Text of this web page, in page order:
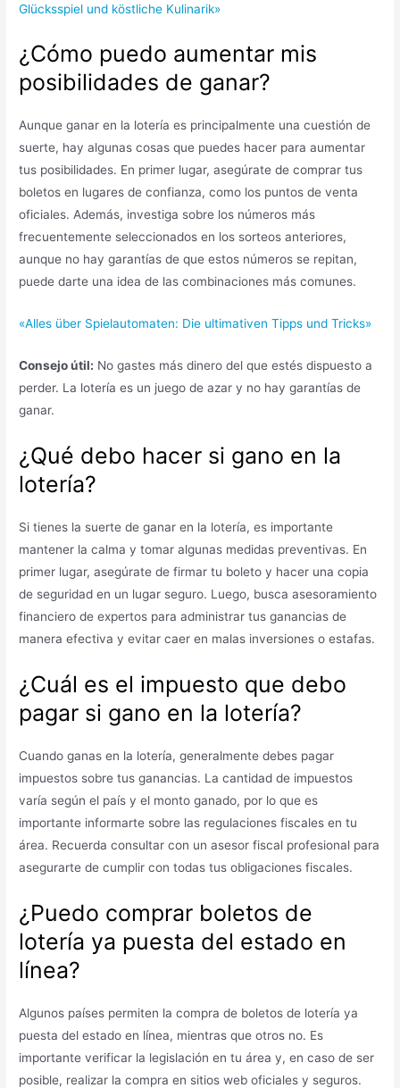
Glücksspiel und köstliche Kulinarik»
¿Cómo puedo aumentar mis
posibilidades de ganar?
Aunque ganar en la lotería es principalmente una cuestión de
suerte, hay algunas cosas que puedes hacer para aumentar
tus posibilidades. En primer lugar, asegúrate de comprar tus
boletos en lugares de confianza, como los puntos de venta
oficiales. Además, investiga sobre los números más
frecuentemente seleccionados en los sorteos anteriores,
aunque no hay garantías de que estos números se repitan,
puede darte una idea de las combinaciones más comunes.
«Alles über Spielautomaten: Die ultimativen Tipps und Tricks»
Consejo útil: No gastes más dinero del que estés dispuesto a
perder. La lotería es un juego de azar y no hay garantías de
ganar.
¿Qué debo hacer si gano en la
lotería?
Si tienes la suerte de ganar en la lotería, es importante
mantener la calma y tomar algunas medidas preventivas. En
primer lugar, asegúrate de firmar tu boleto y hacer una copia
de seguridad en un lugar seguro. Luego, busca asesoramiento
financiero de expertos para administrar tus ganancias de
manera efectiva y evitar caer en malas inversiones o estafas.
¿Cuál es el impuesto que debo
pagar si gano en la lotería?
Cuando ganas en la lotería, generalmente debes pagar
impuestos sobre tus ganancias. La cantidad de impuestos
varía según el país y el monto ganado, por lo que es
importante informarte sobre las regulaciones fiscales en tu
área. Recuerda consultar con un asesor fiscal profesional para
asegurarte de cumplir con todas tus obligaciones fiscales.
¿Puedo comprar boletos de
lotería ya puesta del estado en
línea?
Algunos países permiten la compra de boletos de lotería ya
puesta del estado en línea, mientras que otros no. Es
importante verificar la legislación en tu área y, en caso de ser
posible, realizar la compra en sitios web oficiales y seguros.